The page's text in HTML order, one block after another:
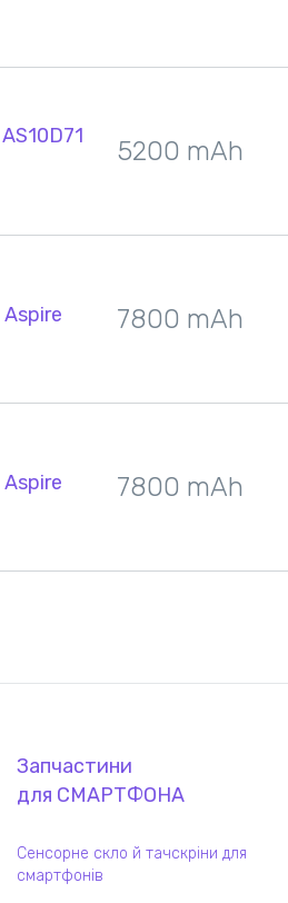
5200 mAh
7800 mAh
7800 mAh
Запчастини
для СМАРТФОНА
Сенсорне скло й тачскріни для
смартфонів